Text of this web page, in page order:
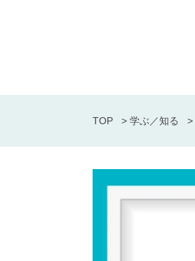
TOP > 学ぶ／知る >